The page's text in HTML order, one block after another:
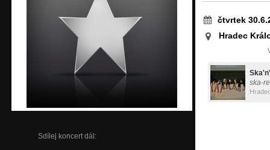
Sdílej koncert dál:
čtvrtek
Hradec
ska-